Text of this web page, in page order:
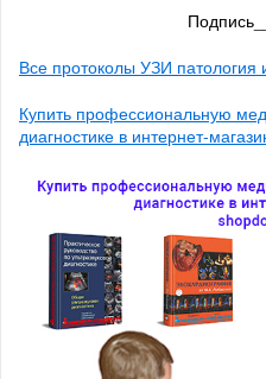
Все протоколы УЗИ патология
Купить профессиональную
диагностике в интернет-